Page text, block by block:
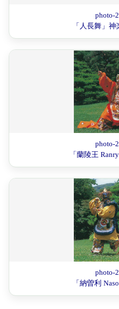
photo-
「人長舞」神
photo-
「蘭陵王
photo-
「納曽利